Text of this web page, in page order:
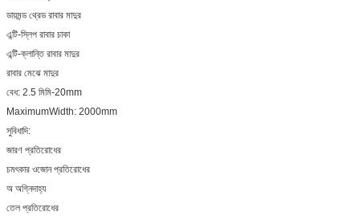
ডায়মন্ড থ্রেড রাবার মাদুর
এন্টি-স্লিপ রাবার চাকা
এন্টি-ক্লান্তি রাবার মাদুর
রাবার মেঝে মাদুর
বেধ: 2.5 মিমি-20mm
MaximumWidth: 2000mm
সুবিধাদি:
জারণ প্রতিরোধের
চমৎকার ওজোন প্রতিরোধের
অ অগ্নিদাহ্য
তেল প্রতিরোধের